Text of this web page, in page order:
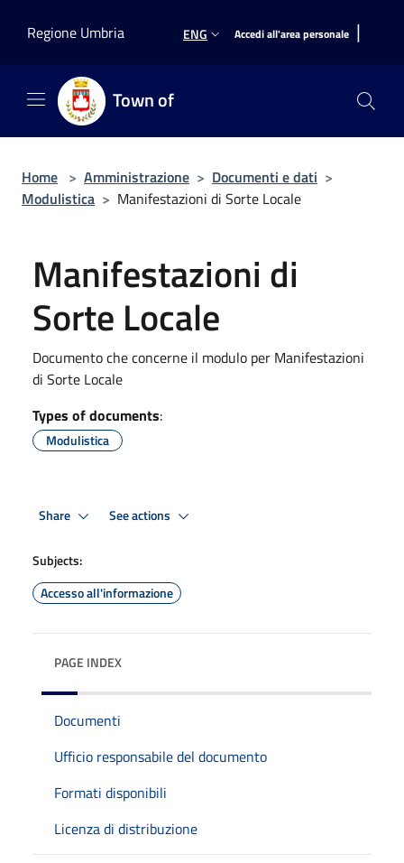
Regione Umbria
ENG Accedi all'area personale |
Town of
Home > Amministrazione > Documenti e dati >
Modulistica > Manifestazioni di Sorte Locale
Manifestazioni di
Sorte Locale
Documento che concerne il modulo per Manifestazioni
di Sorte Locale
Types of documents:
Modulistica
Share See actions
Subjects:
Accesso all'informazione
PAGE INDEX
Documenti
Ufficio responsabile del documento
Formati disponibili
Licenza di distribuzione